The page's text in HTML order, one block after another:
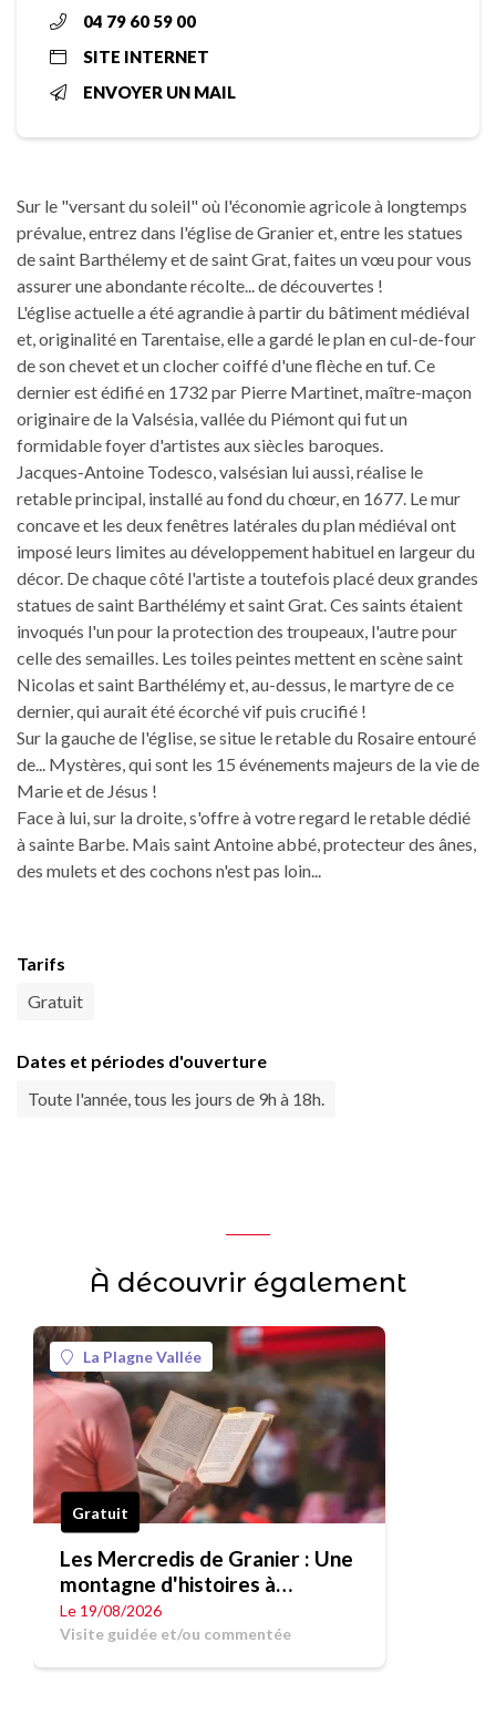
04 79 60 59 00
SITE INTERNET
ENVOYER UN MAIL
Sur le "versant du soleil" où l'économie agricole à longtemps
prévalue, entrez dans l'église de Granier et, entre les statues
de saint Barthélemy et de saint Grat, faites un vœu pour vous
assurer une abondante récolte... de découvertes !
L'église actuelle a été agrandie à partir du bâtiment médiéval
et, originalité en Tarentaise, elle a gardé le plan en cul-de-four
de son chevet et un clocher coiffé d'une flèche en tuf. Ce
dernier est édifié en 1732 par Pierre Martinet, maître-maçon
originaire de la Valsésia, vallée du Piémont qui fut un
formidable foyer d'artistes aux siècles baroques.
Jacques-Antoine Todesco, valsésian lui aussi, réalise le
retable principal, installé au fond du chœur, en 1677. Le mur
concave et les deux fenêtres latérales du plan médiéval ont
imposé leurs limites au développement habituel en largeur du
décor. De chaque côté l'artiste a toutefois placé deux grandes
statues de saint Barthélémy et saint Grat. Ces saints étaient
invoqués l'un pour la protection des troupeaux, l'autre pour
celle des semailles. Les toiles peintes mettent en scène saint
Nicolas et saint Barthélémy et, au-dessus, le martyre de ce
dernier, qui aurait été écorché vif puis crucifié !
Sur la gauche de l'église, se situe le retable du Rosaire entouré
de... Mystères, qui sont les 15 événements majeurs de la vie de
Marie et de Jésus !
Face à lui, sur la droite, s'offre à votre regard le retable dédié
à sainte Barbe. Mais saint Antoine abbé, protecteur des ânes,
des mulets et des cochons n'est pas loin...
Tarifs
Gratuit
Dates et périodes d'ouverture
Toute l'année, tous les jours de 9h à 18h.
À découvrir également
La Plagne Vallée
Gratuit
Les Mercredis de Granier : Une
montagne d'histoires à
Bonvillard
Le 19/08/2026
Visite guidée et/ou commentée